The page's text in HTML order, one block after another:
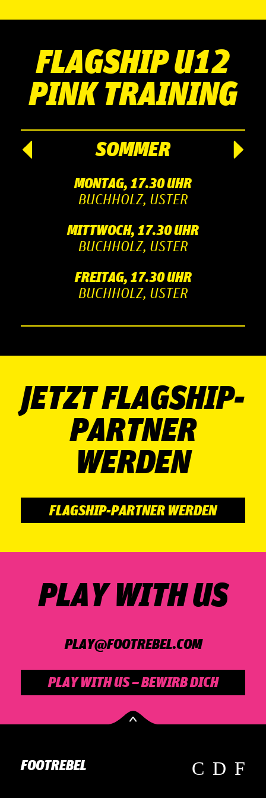
FLAGSHIP U12
PINK TRAINING
SOMMER
MONTAG, 17.30 UHR
BUCHHOLZ, USTER
MITTWOCH, 17.30 UHR
BUCHHOLZ, USTER
FREITAG, 17.30 UHR
BUCHHOLZ, USTER
JETZT FLAGSHIP-
PARTNER
WERDEN
FLAGSHIP-PARTNER WERDEN
PLAY WITH US
PLAY@­FOOT­RE­BEL.COM
PLAY WITH US – BEWIRB DICH
FOOTREBEL